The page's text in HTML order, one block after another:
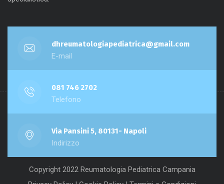
dhreumatologiapediatrica@gmail.com
E-mail
081 746 2702
Telefono
Via Pansini 5, 80131- Napoli
Indirizzo
Copyright 2022 Reumatologia Pediatrica Campania